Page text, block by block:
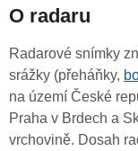
O radaru
Radarové snímky
srážky (přeháňky,
na území České
Praha v Brdech a
vrchovině. Dosah